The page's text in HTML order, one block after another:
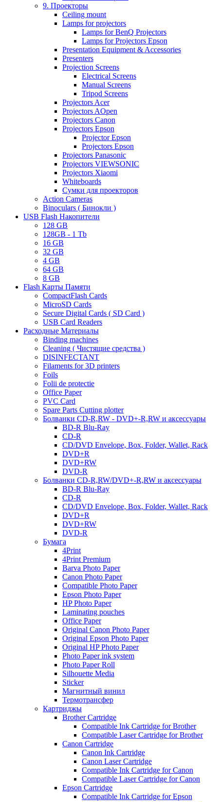
9. Проекторы
Ceiling mount
Lamps for projectors
Lamps for BenQ Projectors
Lamps for Projectors Epson
Presentation Equipment & Accessories
Presenters
Projection Screens
Electrical Screens
Manual Screens
Tripod Screens
Projectors Acer
Projectors AOpen
Projectors Canon
Projectors Epson
Projector Epson
Projectors Epson
Projectors Panasonic
Projectors VIEWSONIC
Projectors Xiaomi
Whiteboards
Сумки для проекторов
Action Cameras
Binoculars ( Бинокли )
USB Flash Накопители
128 GB
128GB - 1 Tb
16 GB
32 GB
4 GB
64 GB
8 GB
Flash Карты Памяти
CompactFlash Cards
MicroSD Cards
Secure Digital Cards ( SD Card )
USB Card Readers
Расходные Материалы
Binding machines
Cleaning ( Чистящие средства )
DISINFECTANT
Filaments for 3D printers
Foils
Folii de protectie
Office Paper
PVC Card
Spare Parts Cutting plotter
Болванки CD-R,RW - DVD+-R,RW и аксессуары
BD-R Blu-Ray
CD-R
CD/DVD Envelope, Box, Folder, Wallet, Rack
DVD+R
DVD+RW
DVD-R
Болванки CD-R,RW/DVD+-R,RW и аксессуары
BD-R Blu-Ray
CD-R
CD/DVD Envelope, Box, Folder, Wallet, Rack
DVD+R
DVD+RW
DVD-R
Бумага
4Print
4Print Premium
Barva Photo Paper
Canon Photo Paper
Compatible Photo Paper
Epson Photo Paper
HP Photo Paper
Laminating pouches
Office Paper
Original Canon Photo Paper
Original Epson Photo Paper
Original HP Photo Paper
Photo Paper ink system
Photo Paper Roll
Silhouette Media
Sticker
Магнитный винил
Термотрансфер
Картриджы
Brother Cartridge
Compatible Ink Cartridge for Brother
Compatible Laser Cartridge for Brother
Canon Cartridge
Canon Ink Cartridge
Canon Laser Cartridge
Compatible Ink Cartridge for Canon
Compatible Laser Cartridge for Canon
Epson Cartridge
Compatible Ink Cartridge for Epson